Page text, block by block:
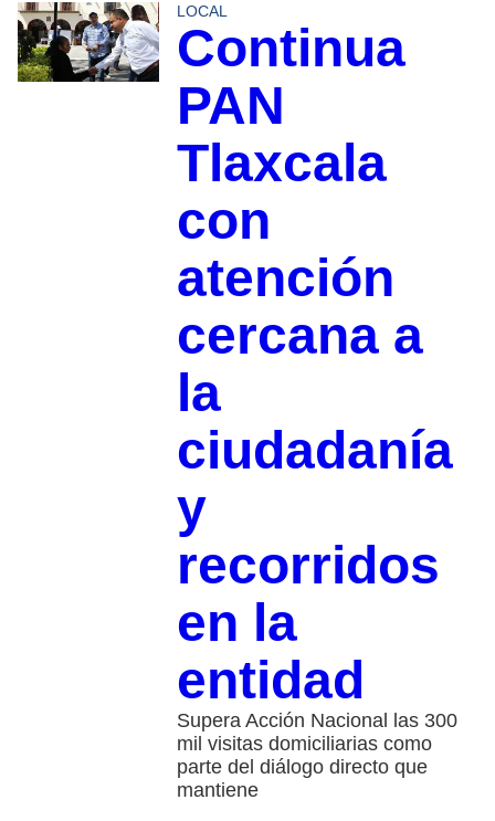
LOCAL
Continua
PAN
Tlaxcala
con
atención
cercana a
la
ciudadanía
y
recorridos
en la
entidad
Supera Acción Nacional las 300
mil visitas domiciliarias como
parte del diálogo directo que
mantiene